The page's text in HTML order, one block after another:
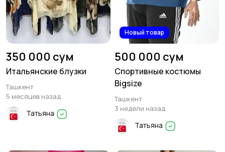
350 000 сум
Итальянские блузки
Ташкент
5 месяцев назад
Татьяна
Новый товар
500 000 сум
Спортивные костюмы
Bigsize
Ташкент
3 недели назад
Татьяна